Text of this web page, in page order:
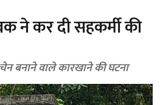
ने कर दी सहकर्मी की
बनाने वाले कारखाने की घटना